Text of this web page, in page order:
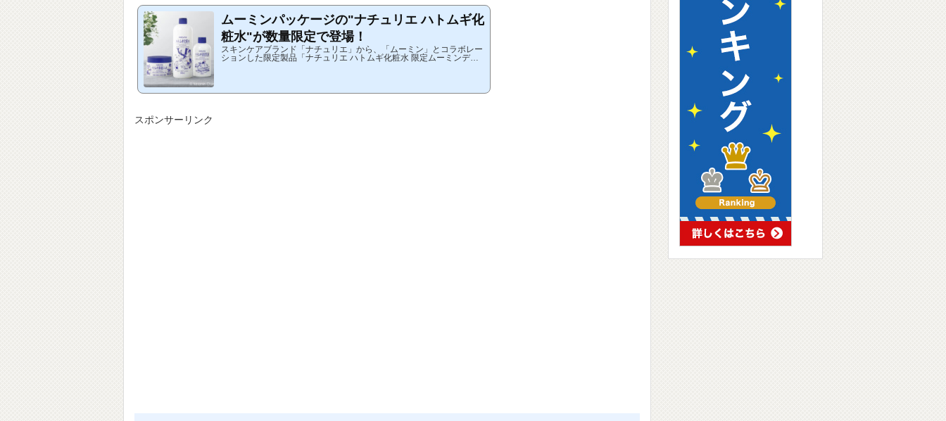
ムーミンパッケージの"ナチュリエ ハトムギ化
粧水"が数量限定で登場！
スキンケアブランド「ナチュリエ」から、「ムーミン」とコラボレー
ションした限定製品「ナチュリエ ハトムギ化粧水 限定ムーミンデザ
スポンサーリンク